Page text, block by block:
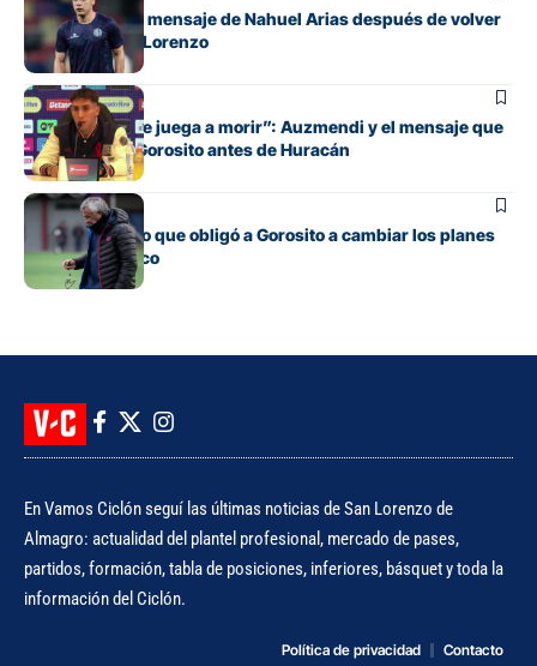
El conmovedor mensaje de Nahuel Arias después de volver
a jugar en San Lorenzo
Fútbol
“Cada pelota se juega a morir”: Auzmendi y el mensaje que
transmitió de Gorosito antes de Huracán
Fútbol
El contratiempo que obligó a Gorosito a cambiar los planes
antes del clásico
En Vamos Ciclón seguí las últimas noticias de San Lorenzo de
Almagro: actualidad del plantel profesional, mercado de pases,
partidos, formación, tabla de posiciones, inferiores, básquet y toda la
información del Ciclón.
Política de privacidad Contacto